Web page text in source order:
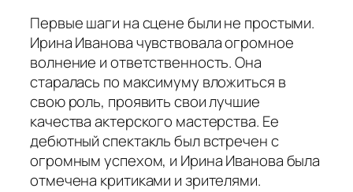
Первые шаги на сцене были не простыми.
Ирина Иванова чувствовала огромное
волнение и ответственность. Она
старалась по максимуму вложиться в
свою роль, проявить свои лучшие
качества актерского мастерства. Ее
дебютный спектакль был встречен с
огромным успехом, и Ирина Иванова была
отмечена критиками и зрителями.